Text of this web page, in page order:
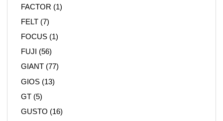
FACTOR (1)
FELT (7)
FOCUS (1)
FUJI (56)
GIANT (77)
GIOS (13)
GT (5)
GUSTO (16)